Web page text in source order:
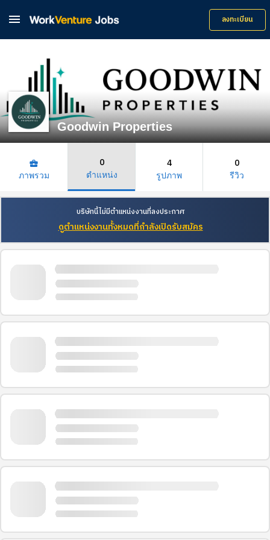
 ลงทะเบียน
Goodwin Properties
business_center
ภาพรวม
0
ตำแหน่ง
4
รูปภาพ
0
รีวิว
บริษัทนี้ไม่มีตำแหน่งงานที่ลงประกาศ
ดูตำแหน่งงานทั้งหมดที่กำลังเปิดรับสมัคร